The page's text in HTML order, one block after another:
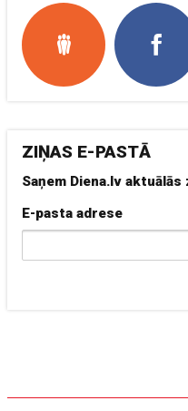
ZIŅAS E-PASTĀ
Saņem Diena.lv
E-pasta adrese